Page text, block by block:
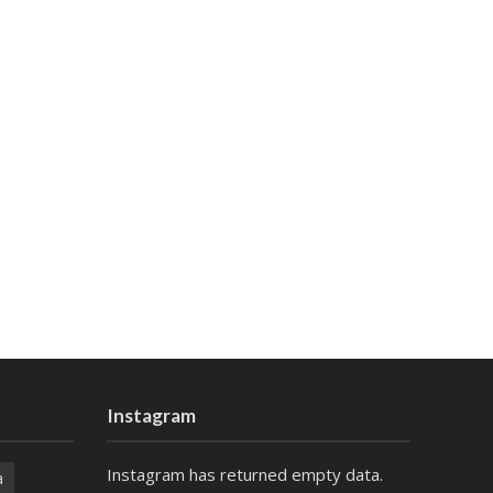
Instagram
Instagram has returned empty data.